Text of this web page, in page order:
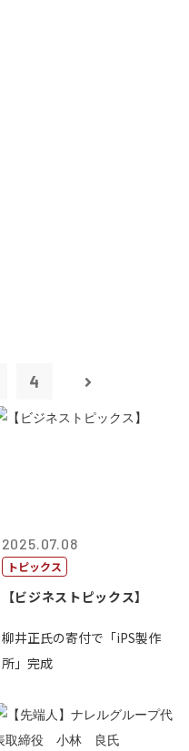
4
2025.07.08
トピックス
【ビジネストピックス】
柳井正氏の寄付で「iPS製作
所」完成